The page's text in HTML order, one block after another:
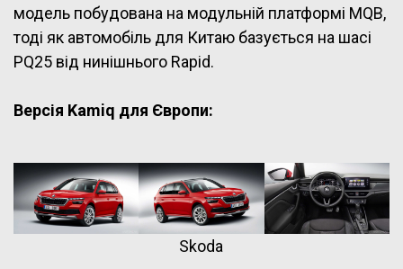
модель побудована на модульній платформі MQB,
тоді як автомобіль для Китаю базується на шасі
PQ25 від нинішнього Rapid.
Версія Kamiq для Європи:
Skoda